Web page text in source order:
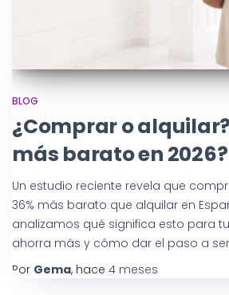
BLOG
¿Comprar o
más barato en 2026?
Un estudio reciente revela que
36% más barato que alquilar en
analizamos qué significa esto para
ahorra más y cómo dar el paso a
Por Gema, hace 4 meses